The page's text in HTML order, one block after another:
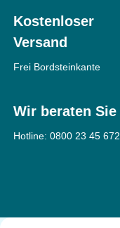
Kostenloser
Versand
Frei Bordsteinkante
Wir beraten Sie
Hotline: 0800 23 45 672